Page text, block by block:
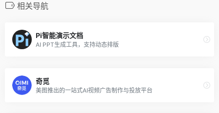
相关导航
Pi智能演示文档
AI PPT生成工具，支持动态排版
奇觅
美图推出的一站式AI视频广告制作与投放平台